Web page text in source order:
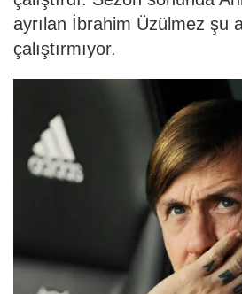
ayrılan İbrahim Üzülmez şu
çalıştırmıyor.